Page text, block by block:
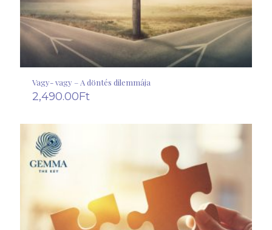
Vagy- vagy – A döntés dilemmája
2,490.00Ft